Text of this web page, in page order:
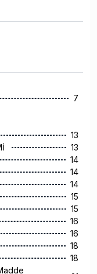
7
13
13
14
14
14
15
15
16
16
18
18